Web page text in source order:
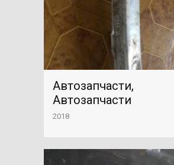
Автозапчасти,
Автозапчасти
2018